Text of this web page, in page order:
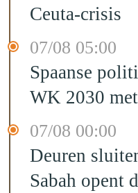
Ceuta-crisis
07/08 05:00
Spaanse
WK 2030
07/08 00:00
Deuren
Sabah opent